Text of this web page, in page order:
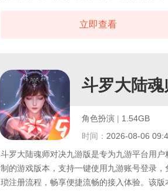
在过程中完成角色的行动目标。黑暗骑士崛起
卡以任务章节的形式组织，玩家在格斗、潜行
之间切换，逐步还原电影中的关键段落，整体
绕任务推进与城市探索展开。
立即查看
斗罗大陆
角色扮演 | 1.54GB
时间： 2026-08-06
斗罗大陆魂师对决九游版是专为九游平台用户
制的游戏版本，支持一键使用九游账号登录，
琐注册流程，畅享便捷流畅的接入体验。该版